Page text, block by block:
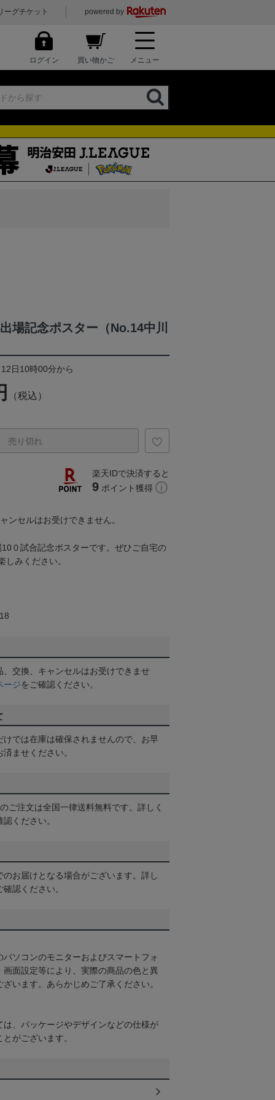
ーグチケット powered by
ログイン 買い物かご メニュー
場記念ポスター（No.14中川
日10時00分から
（税込）
売り切れ
楽天IDで決済すると
9 ポイント獲得
ンセルはお受けできません。
０試合記念ポスターです。ぜひご自宅の
しみください。
交換、キャンセルはお受けできませ
ージをご確認ください。
けでは在庫は確保されませんので、お早
ませください。
ご注文は全国一律送料無料です。詳しく
認ください。
お届けとなる場合がございます。詳し
確認ください。
ソコンのモニターおよびスマートフォ
画面設定等により、実際の商品の色と異
います。あらかじめご了承ください。
は、パッケージやデザインなどの仕様が
がございます。